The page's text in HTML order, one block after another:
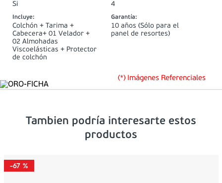
Si 4
Incluye:
Colchón + Tarima +
Cabecera+ 01 Velador +
02 Almohadas
Viscoelásticas + Protector
de colchón
Garantía:
10 años (Sólo para el
panel de resortes)
(*) Imágenes Referenciales
Tambien podría interesarte estos
productos
-67 %